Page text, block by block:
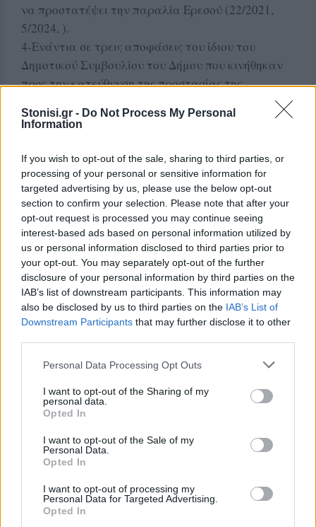
Stonisi.gr - Do Not Process My Personal
Information
If you wish to opt-out of the sale, sharing to third parties, or
processing of your personal or sensitive information for
targeted advertising by us, please use the below opt-out
section to confirm your selection. Please note that after your
opt-out request is processed you may continue seeing
interest-based ads based on personal information utilized by
us or personal information disclosed to third parties prior to
your opt-out. You may separately opt-out of the further
disclosure of your personal information by third parties on the
IAB’s list of downstream participants. This information may
also be disclosed by us to third parties on the IAB’s List of
Downstream Participants that may further disclose it to other
Personal Data Processing Opt Outs
I want to opt-out of the Sharing of my
personal data.
Opted In
I want to opt-out of the Sale of my
Personal Data.
Opted In
I want to opt-out of processing my
Personal Data for Targeted Advertising.
Opted In
να προστατέψει την παραλία Ερεσού (22/2021,
5/2024, ).
4-Ενάντια σε τρεις αποφάσεις του ίδιου του
Δημοτικού Συμβουλίου του Δήμου που κινήθηκαν
προς την κατεύθυνση της προστασίας της
47/2022)
και κοινότητας Ερεσού αφού χτίσιμο της παραλίας
θα επιφέρει μεγάλες οικονομικές απώλειες στις
επιχειρήσεις της Σκάλας Ερεσού που δουλεύουν
αποκλειστικά με κόσμο που έρχεται για την
μοναδικότητα της παραλίας Ερεσού.
6-Και τώρα η Δημοτική Αρχή επιχειρεί να
εναντιωθεί ΚΑΙ στο Διοικητικό Εφετείο Πειραιά
που ακύρωσε την άδεια στηρίζοντας το Δημόσιο
Συμφέρον και τον αγώνα της Ερεσού.
κτηνοτροφίας έχει κάλεσμα συγκέντρωσης στην
Μυτιλήνη, και ενώ 55 μέρες τώρα βλέπουμε την
Δημοτική Αρχή να αφήνει τους κτηνοτρόφους
υποτυπώδη νομική υποστήριξη του αγώνα τους,
την ίδια ακριβώς αυτή μέρα να μαζεύεται η
Δημοτική Επιτροπή του Δήμου στην Καλλονή για
να ορίσει νομικό με τα δικά μας λεφτά, με τα δικά
μας ανταποδοτικά, για να κινηθεί ενάντια σε μία